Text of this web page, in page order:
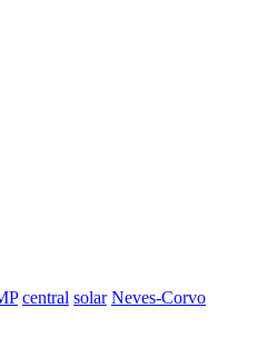
central solar Neves-Corvo